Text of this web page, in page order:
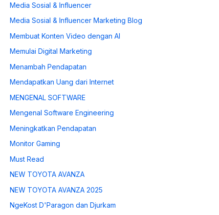
Media Sosial & Influencer
Media Sosial & Influencer Marketing Blog
Membuat Konten Video dengan AI
Memulai Digital Marketing
Menambah Pendapatan
Mendapatkan Uang dari Internet
MENGENAL SOFTWARE
Mengenal Software Engineering
Meningkatkan Pendapatan
Monitor Gaming
Must Read
NEW TOYOTA AVANZA
NEW TOYOTA AVANZA 2025
NgeKost D'Paragon dan Djurkam